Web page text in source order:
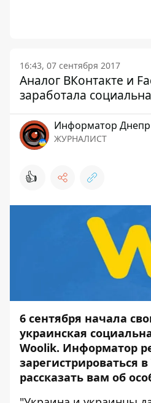
16:43, 07 сентября 2017
Аналог ВКонтакте и
заработала
Информатор Днепр
ЖУРНАЛИСТ
👍
6 cентября начала
украинская
Woolik. Информатор
зарегистрироваться
рассказать вам об